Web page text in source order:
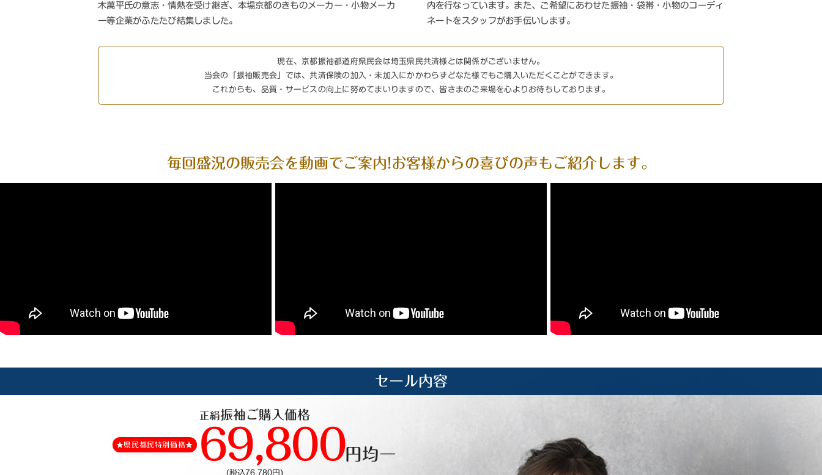
木萬平氏の意志・情熱を受け継ぎ、本場京都のきものメーカー・小物メーカ
ー等企業がふたたび結集しました。
内を行なっています。また、ご希望にあわせた振袖・袋帯・小物のコーディ
ネートをスタッフがお手伝いします。
現在、京都振袖都道府県民会は埼玉県民共済様とは関係がございません。
当会の「振袖販売会」では、共済保険の加入・未加入にかかわらずどなた様でもご購入 いただくことができます。
これからも、品質・サービスの向上に努めてまいりますので、皆さまのご来場を心よりお待ちしております。
毎回盛況の販売会を動画でご案内!お客様からの喜びの声も ご紹介します。
セール内容
正絹振袖ご購入価格
★県民都民特別価格★ 69,800円均一
(税込76,780円)